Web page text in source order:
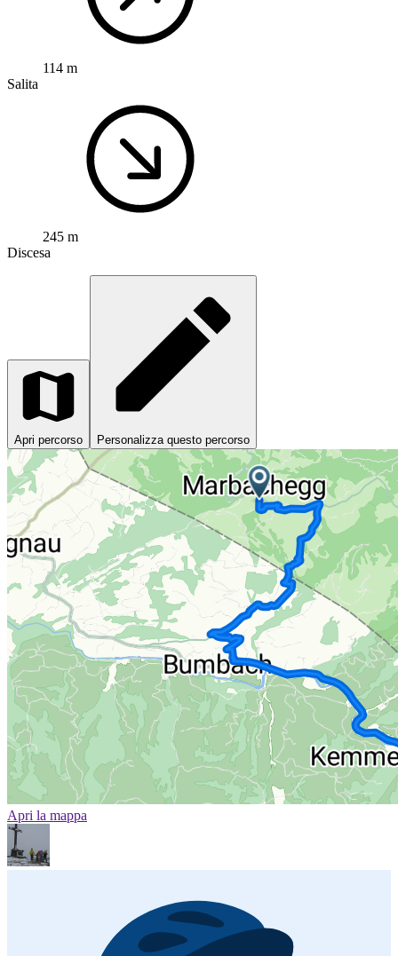
114 m
Salita
245 m
Discesa
Apri percorso Personalizza questo percorso
Apri la mappa